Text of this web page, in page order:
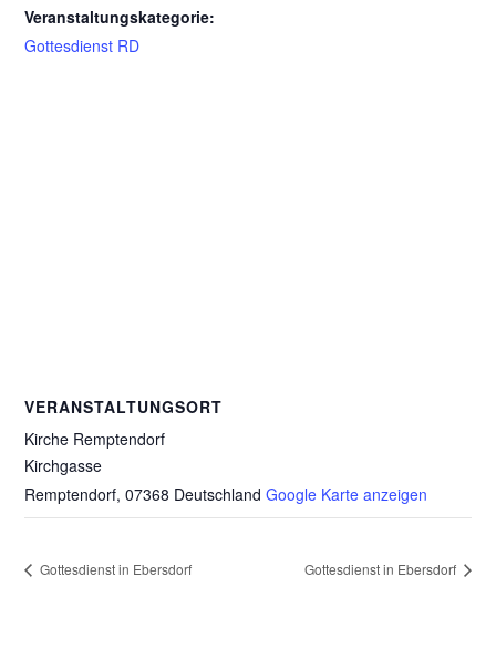
Veranstaltungskategorie:
Gottesdienst RD
VERANSTALTUNGSORT
Kirche Remptendorf
Kirchgasse
Remptendorf, 07368 Deutschland Google Karte anzeigen
Gottesdienst in Ebersdorf Gottesdienst in Ebersdorf